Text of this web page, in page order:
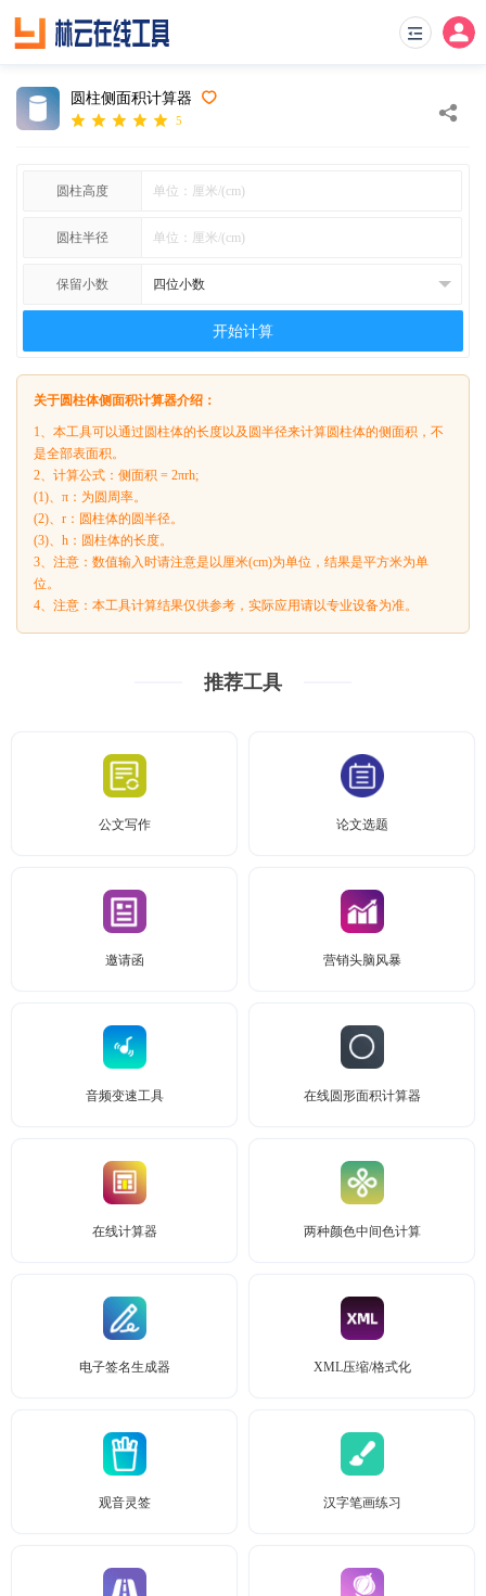
圆柱侧面积计算器
5
圆柱高度
圆柱半径
保留小数
开始计算
关于圆柱体侧面积计算器介绍：
1、本工具可以通过圆柱体的长度以及圆半径来计算圆柱体的侧面积，不
是全部表面积。
2、计算公式：侧面积 = 2πrh;
(1)、π：为圆周率。
(2)、r：圆柱体的圆半径。
(3)、h：圆柱体的长度。
3、注意：数值输入时请注意是以厘米(cm)为单位，结果是平方米为单
位。
4、注意：本工具计算结果仅供参考，实际应用请以专业设备为准。
推荐工具
公文写作 论文选题
邀请函 营销头脑风暴
音频变速工具 在线圆形面积计算器
在线计算器 两种颜色中间色计算
电子签名生成器 XML压缩/格式化
观音灵签 汉字笔画练习